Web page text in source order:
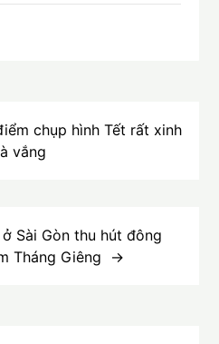
chụp hình Tết rất xinh
vắng
Sài Gòn thu hút đông
Tháng Giêng